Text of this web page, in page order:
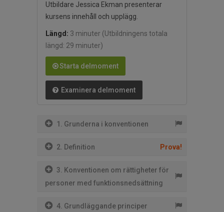
Utbildare Jessica Ekman presenterar
kursens innehåll och upplägg.
Längd: 3 minuter (Utbildningens totala
längd: 29 minuter)
Starta delmoment
Examinera delmoment
1. Grunderna i konventionen
2. Definition Prova!
3. Konventionen om rättigheter för
personer med funktionsnedsättning
4. Grundläggande principer